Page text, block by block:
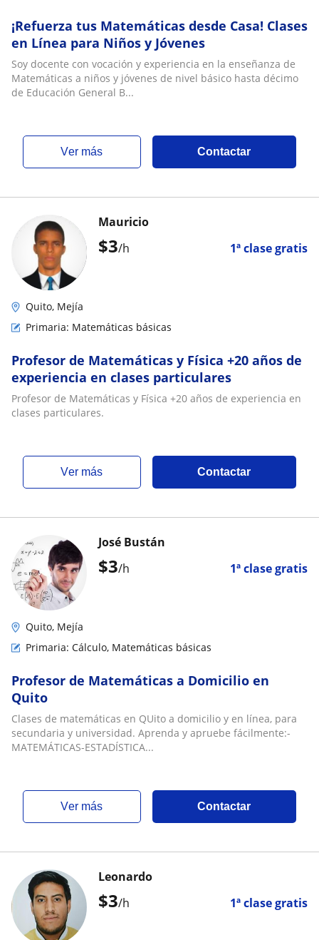
¡Refuerza tus Matemáticas desde Casa! Clases
en Línea para Niños y Jóvenes
Soy docente con vocación y experiencia en la enseñanza de
Matemáticas a niños y jóvenes de nivel básico hasta décimo
de Educación General B...
ver más Contactar
$3/h 1ª clase gratis
Mauricio
Quito, Mejía
Primaria: Matemáticas básicas
Profesor de Matemáticas y Física +20 años de
experiencia en clases particulares
Profesor de Matemáticas y Física +20 años de experiencia en
clases particulares.
ver más Contactar
$3/h 1ª clase gratis
José Bustán
Quito, Mejía
Primaria: Cálculo, Matemáticas básicas
Profesor de Matemáticas a Domicilio en
Quito
Clases de matemáticas en QUito a domicilio y en línea, para
secundaria y universidad. Aprenda y apruebe fácilmente:-
MATEMÁTICAS-ESTADÍSTICA...
ver más Contactar
$3/h 1ª clase gratis
Leonardo